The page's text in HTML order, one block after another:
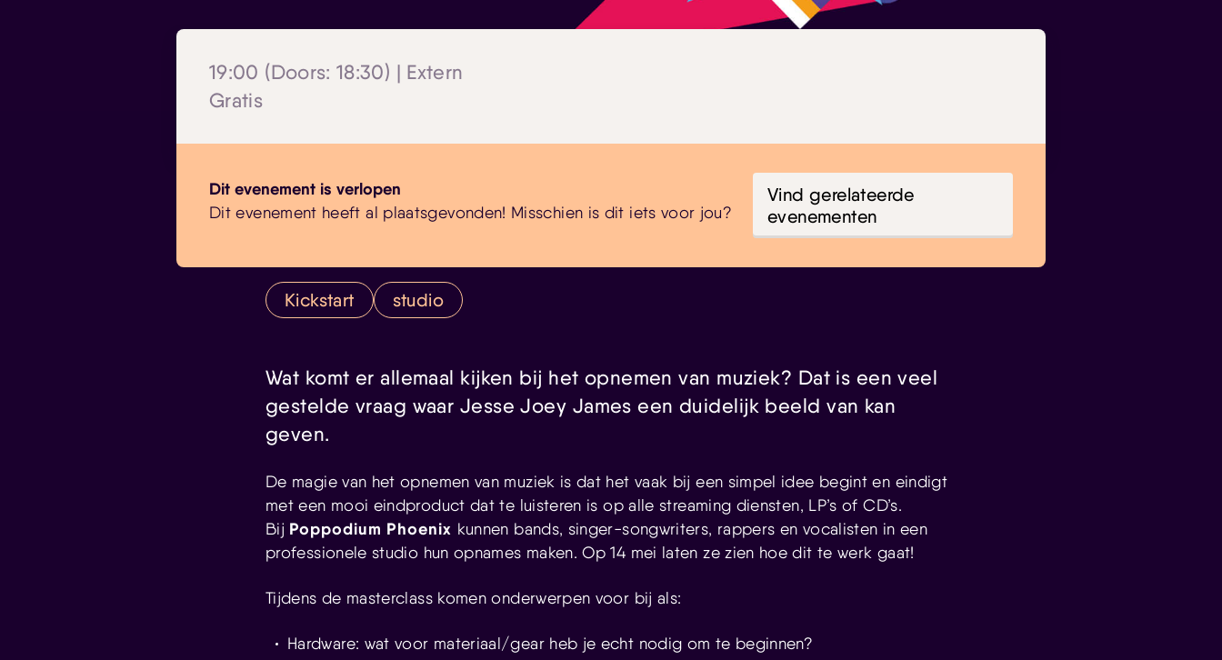
19:00 (Doors: 18:30) | Extern
Gratis
Dit evenement is verlopen
Dit evenement heeft al plaatsgevonden! Misschien is dit iets voor jou?
Vind gerelateerde
evenementen
Kickstart studio
Wat komt er allemaal kijken bij het opnemen van muziek? Dat is een veel
gestelde vraag waar Jesse Joey James een duidelijk beeld van kan
geven.
De magie van het opnemen van muziek is dat het vaak bij een simpel idee begint en eindigt
met een mooi eindproduct dat te luisteren is op alle streaming diensten, LP’s of CD’s.
Bij Poppodium Phoenix kunnen bands, singer-songwriters, rappers en vocalisten in een
professionele studio hun opnames maken. Op 14 mei laten ze zien hoe dit te werk gaat!
Tijdens de masterclass komen onderwerpen voor bij als:
Hardware: wat voor materiaal/gear heb je echt nodig om te beginnen?